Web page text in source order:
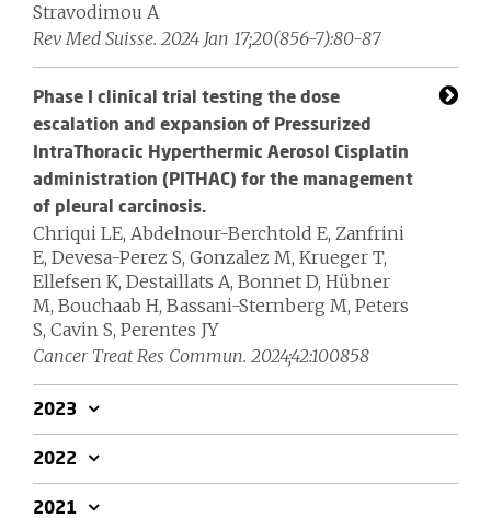
Stravodimou A
Rev Med Suisse. 2024 Jan 17;20(856-7):80-87
Phase I clinical trial testing the dose
escalation and expansion of Pressurized
IntraThoracic Hyperthermic Aerosol Cisplatin
administration (PITHAC) for the management
of pleural carcinosis.
Chriqui LE, Abdelnour-Berchtold E, Zanfrini
E, Devesa-Perez S, Gonzalez M, Krueger T,
Ellefsen K, Destaillats A, Bonnet D, Hübner
M, Bouchaab H, Bassani-Sternberg M, Peters
S, Cavin S, Perentes JY
Cancer Treat Res Commun. 2024;42:100858
2023
2022
2021